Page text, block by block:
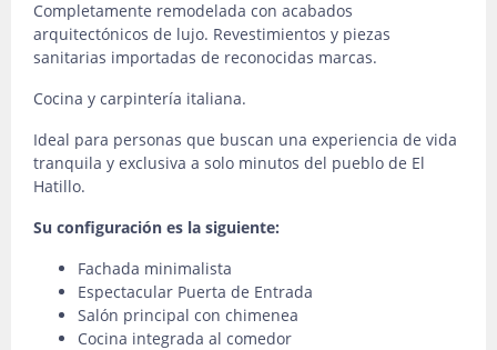
Completamente remodelada con acabados
arquitectónicos de lujo. Revestimientos y piezas
sanitarias importadas de reconocidas marcas.
Cocina y carpintería italiana.
Ideal para personas que buscan una experiencia de vida
tranquila y exclusiva a solo minutos del pueblo de El
Hatillo.
Su configuración es la siguiente:
Fachada minimalista
Espectacular Puerta de Entrada
Salón principal con chimenea
Cocina integrada al comedor